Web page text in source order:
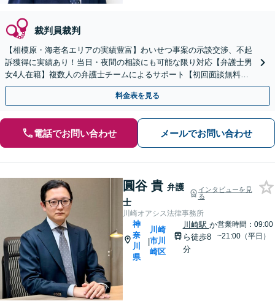
裁判員裁判
【相模原・海老名エリアの実績豊富】わいせつ事案の示談交渉、不起
訴獲得に実績あり！当日・夜間の相談にも可能な限り対応【弁護士男
女4人在籍】複数人の弁護士チームによるサポート【初回面談無料】
【完全個室で対応】
料金表を見る
電話でお問い合わせ メールでお問い合わせ
圓谷 貴 弁護
士
インタビューを見
る
川崎オアシス法律事務所
神
奈
川
県
|
川崎
市川
崎区
川崎駅 か
ら徒歩8
分
営業時間：09:00
~21:00（平日）